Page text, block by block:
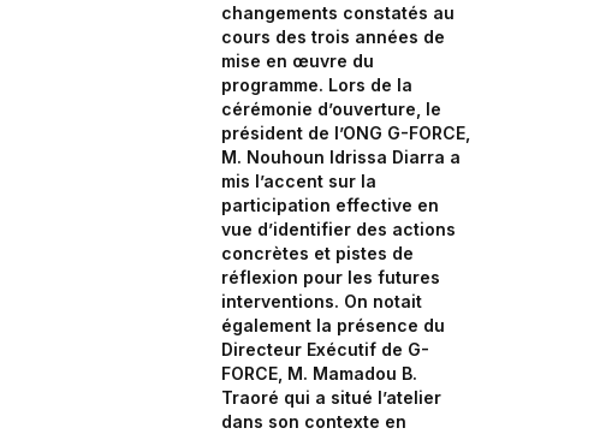
changements constatés au
cours des trois années de
mise en œuvre du
programme. Lors de la
cérémonie d’ouverture, le
président de l’ONG G-FORCE,
M. Nouhoun Idrissa Diarra a
mis l’accent sur la
participation effective en
vue d’identifier des actions
concrètes et pistes de
réflexion pour les futures
interventions. On notait
également la présence du
Directeur Exécutif de G-
FORCE, M. Mamadou B.
Traoré qui a situé l’atelier
dans son contexte en